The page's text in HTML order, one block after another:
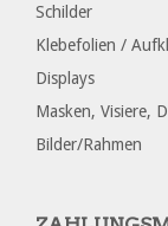
Schilder
Klebefolien /
Displays
Masken, Visiere,
Bilder/Rahmen